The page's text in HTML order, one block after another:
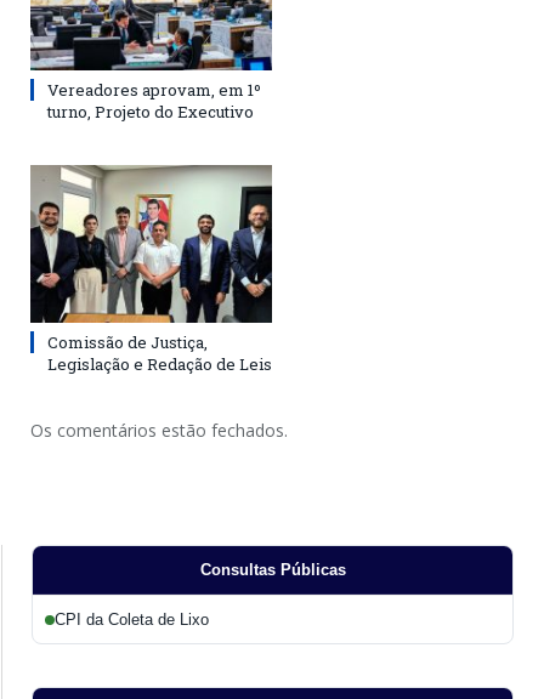
Vereadores aprovam, em 1º
turno, Projeto do Executivo
Comissão de Justiça,
Legislação e Redação de Leis
Os comentários estão fechados.
Consultas Públicas
CPI da Coleta de Lixo